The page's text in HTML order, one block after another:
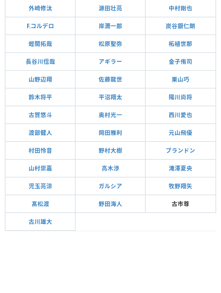
外崎修汰 源田壮亮 中村剛也
F.コルデロ 岸潤一郎 炭谷銀仁朗
蛭間拓哉 松原聖弥 柘植世那
長谷川信哉 アギラー 金子侑司
山野辺翔 佐藤龍世 栗山巧
鈴木将平 平沼翔太 陽川尚将
古賀悠斗 奥村光一 西川愛也
渡部健人 岡田雅利 元山飛優
村田怜音 野村大樹 ブランドン
山村崇嘉 高木渉 滝澤夏央
児玉亮涼 ガルシア 牧野翔矢
髙松渡 野田海人 古市尊
古川雄大